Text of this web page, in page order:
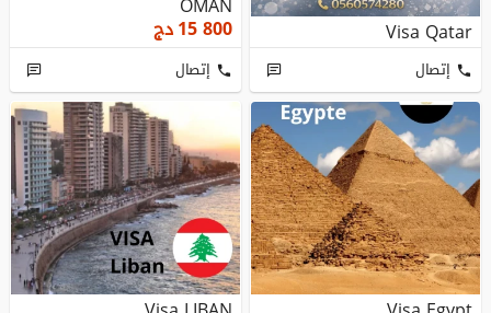
Visa Qatar
إتصال
15 800دج
إتصال